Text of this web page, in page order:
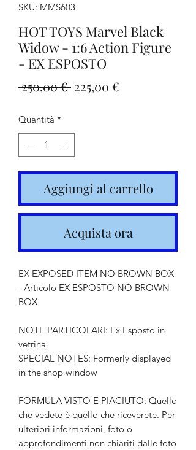
SKU: MMS603
HOT TOYS Marvel Black
Widow - 1:6 Action Figure
- EX ESPOSTO
250,00 € Prezzo
225,00 €
Quantità *
Aggiungi al carrello
Acquista ora
EX EXPOSED ITEM NO BROWN BOX
- Articolo EX ESPOSTO NO BROWN
BOX
NOTE PARTICOLARI: Ex Esposto in
vetrina
SPECIAL NOTES: Formerly displayed
in the shop window
FORMULA VISTO E PIACIUTO: Quello
che vedete è quello che riceverete. Per
ulteriori informazioni, foto o
approfondimenti non chiariti dalle foto